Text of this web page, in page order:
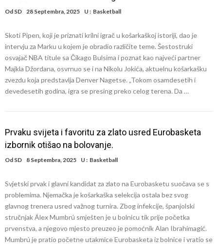
Od SD 28 Septembra, 2025 U : Basketball
Skoti Pipen, koji je priznati krilni igrač u košarkaškoj istoriji, dao je
intervju za Marku u kojem je obradio različite teme. Šestostruki
osvajač NBA titule sa Čikago Bulsima i poznat kao najveći partner
Majkla Džordana, osvrnuo se i na Nikolu Jokića, aktuelnu košarkašku
zvezdu koja predstavlja Denver Nagetse. „Tokom osamdesetih i
devedesetih godina, igra se presing preko celog terena. Da …
Prvaku svijeta i favoritu za zlato usred Eurobasketa
izbornik otišao na bolovanje.
Od SD 8 Septembra, 2025 U : Basketball
Svjetski prvak i glavni kandidat za zlato na Eurobasketu suočava se s
problemima. Njemačka je košarkaška selekcija ostala bez svog
glavnog trenera usred važnog turnira. Zbog infekcije, španjolski
stručnjak Álex Mumbrú smješten je u bolnicu tik prije početka
prvenstva, a njegovo mjesto preuzeo je pomoćnik Alan Ibrahimagić.
Mumbrú je pratio početne utakmice Eurobasketa iz bolnice i vratio se